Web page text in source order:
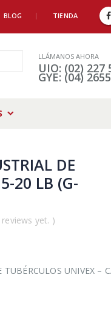
BLOG TIENDA
LLÁMANOS AHORA
UIO: (02) 227
GYE: (04)
DE
20 LB (G-
yet. )
UNIVEX –